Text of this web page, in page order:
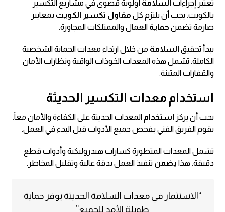
تعتبر إجراءات السلامة أولوية قصوى في مشاريع التكسير
بالكويت. يجب أن يلتزم كل مقاول تكسير الكويت بمعايير
صارمة تضمن حماية العمال والممتلكات المجاورة.
يبدأ تحقيق السلامة من خلال ارتداء معدات الحماية الشخصية
الكاملة. تشمل هذه المعدات الخوذات الواقية ونظارات الأمان
والقفازات المتينة.
استخدام معدات التكسير الحديثة
يجب أن يركز استخدام المعدات الحديثة على الكفاءة والأمان معاً.
يقوم الفريق الفني بفحص جميع الأدوات قبل البدء في العمل.
تشمل المعدات المتطورة كسارات هيدروليكية وأدوات قطع
دقيقة. هذا يضمن تنفيذ العمل بدقة عالية وتقليل المخاطر.
“الاستثمار في معدات السلامة الحديثة يوفر حماية
طويلة الأمد للجميع”